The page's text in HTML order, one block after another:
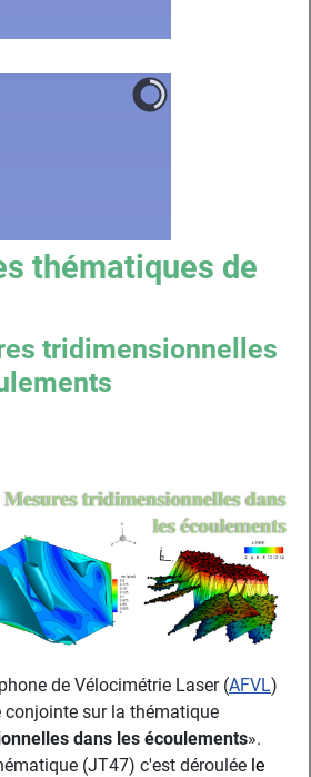
thématiques de
tridimensionnelles
de Vélocimétrie Laser (AFVL)
conjointe sur la thématique
dans les écoulements».
(JT47) c'est déroulée le